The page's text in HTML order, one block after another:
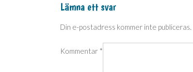
Lämna ett svar
Din e-postadress kommer inte publiceras.
Kommentar *